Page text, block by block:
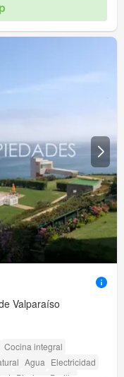
Valparaíso
Cocina integral
Agua Electricidad